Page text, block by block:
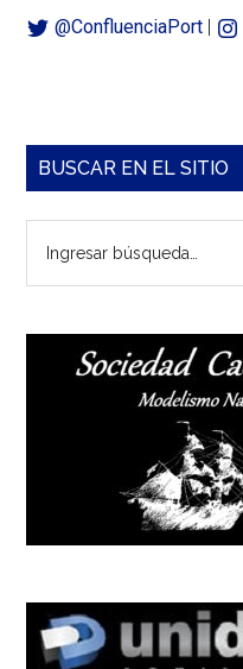
@ConfluenciaPort |
Barra
principal
BUSCAR EN EL SITIO
búsqueda…